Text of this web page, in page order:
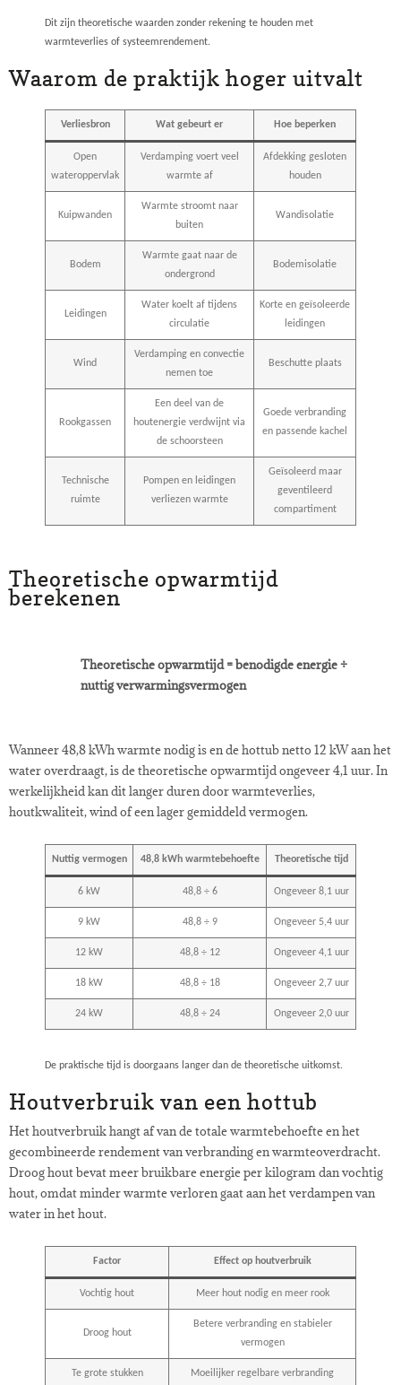
Dit zijn theoretische waarden zonder rekening te houden met
warmteverlies of systeemrendement.
Waarom de praktijk hoger uitvalt
Verliesbron Wat gebeurt er Hoe beperken
Open
wateroppervlak
Verdamping voert veel
warmte af
Afdekking gesloten
houden
Kuipwanden
Warmte stroomt naar
buiten
Wandisolatie
Bodem
Warmte gaat naar de
ondergrond
Bodemisolatie
Leidingen
Water koelt af tijdens
circulatie
Korte en geïsoleerde
leidingen
Wind
Verdamping en convectie
nemen toe
Beschutte plaats
Rookgassen
Een deel van de
houtenergie verdwijnt via
de schoorsteen
Goede verbranding
en passende kachel
Technische
ruimte
Pompen en leidingen
verliezen warmte
Geïsoleerd maar
geventileerd
compartiment
Theoretische opwarmtijd
berekenen
Theoretische opwarmtijd = benodigde energie ÷
nuttig verwarmingsvermogen
Wanneer 48,8 kWh warmte nodig is en de hottub netto 12 kW aan het
water overdraagt, is de theoretische opwarmtijd ongeveer 4,1 uur. In
werkelijkheid kan dit langer duren door warmteverlies,
houtkwaliteit, wind of een lager gemiddeld vermogen.
Nuttig vermogen 48,8 kWh warmtebehoefte Theoretische tijd
6 kW 48,8 ÷ 6 Ongeveer 8,1 uur
9 kW 48,8 ÷ 9 Ongeveer 5,4 uur
12 kW 48,8 ÷ 12 Ongeveer 4,1 uur
18 kW 48,8 ÷ 18 Ongeveer 2,7 uur
24 kW 48,8 ÷ 24 Ongeveer 2,0 uur
De praktische tijd is doorgaans langer dan de theoretische uitkomst.
Houtverbruik van een hottub
Het houtverbruik hangt af van de totale warmtebehoefte en het
gecombineerde rendement van verbranding en warmteoverdracht.
Droog hout bevat meer bruikbare energie per kilogram dan vochtig
hout, omdat minder warmte verloren gaat aan het verdampen van
water in het hout.
Factor Effect op houtverbruik
Vochtig hout Meer hout nodig en meer rook
Droog hout
Betere verbranding en stabieler
vermogen
Te grote stukken Moeilijker regelbare verbranding